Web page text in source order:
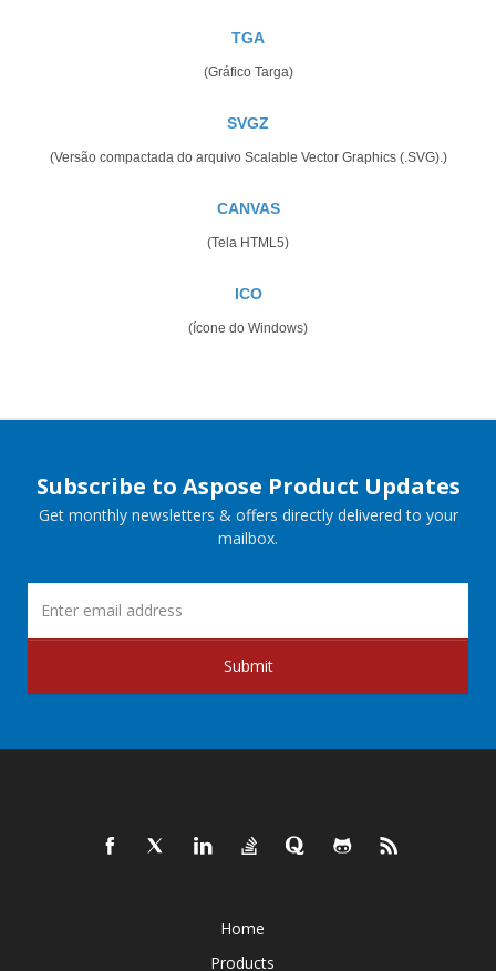
TGA
(Gráfico Targa)
SVGZ
(Versão compactada do arquivo Scalable Vector Graphics (.SVG).)
CANVAS
(Tela HTML5)
ICO
(ícone do Windows)
Subscribe to Aspose Product Updates
Get monthly newsletters & offers directly delivered to your
mailbox.
Submit
Home
Products